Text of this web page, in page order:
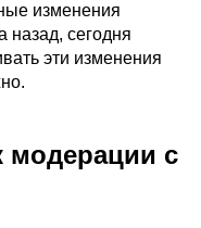
изменения
назад, сегодня
эти изменения
модерации с